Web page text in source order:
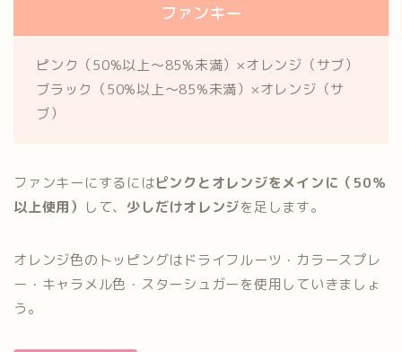
ファンキー
ピンク（50%以上～85%未満）×オレンジ（サブ）
ブラック（50%以上～85%未満）×オレンジ（サ
ブ）
ファンキーにするにはピンクとオレンジをメインに（50％
以上使用） して、 少しだけオレンジを足します。
オレンジ色のトッピングはドライフルーツ・カラースプレ
ー・キャラメル色・スターシュガーを使用していきましょ
う。